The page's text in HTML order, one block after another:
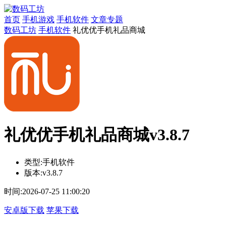
首页 手机游戏 手机软件 文章专题
数码工坊 手机软件 礼优优手机礼品商城
礼优优手机礼品商城v3.8.7
类型:手机软件
版本:v3.8.7
时间:2026-07-25 11:00:20
安卓版下载 苹果下载